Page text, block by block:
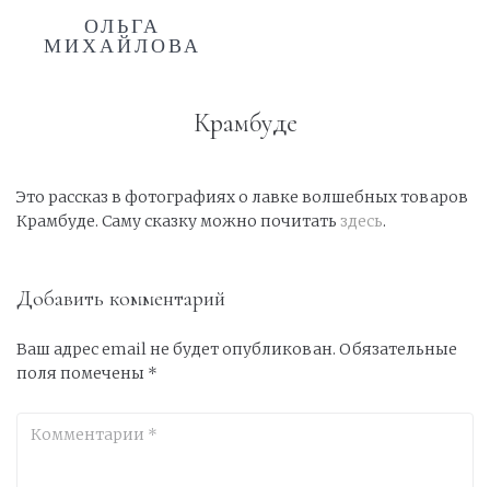
ОЛЬГА
МИХАЙЛОВА
Крамбуде
Это рассказ в фотографиях о лавке волшебных товаров
Крамбуде. Саму сказку можно почитать здесь.
Добавить комментарий
Ваш адрес email не будет опубликован. Обязательные
поля помечены *